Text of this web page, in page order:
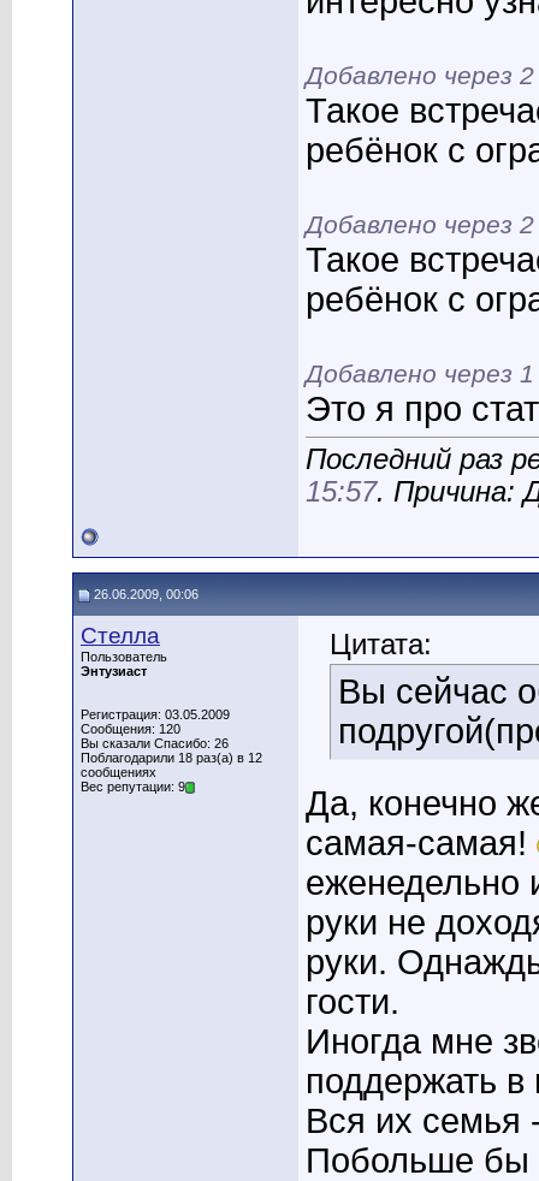
Добавлено через
Такое
ребёнок с
Добавлено через
Такое
ребёнок с
Добавлено через
Это я про
Последний раз
15:57. Причина:
26.06.2009, 00:06
Стелла
Пользователь
Энтузиаст
Регистрация: 03.05.2009
Сообщения: 120
Вы сказали Спасибо: 26
Поблагодарили 18 раз(а) в 12
сообщениях
Вес репутации: 9
Цитата:
Вы сейчас
Да, конечно
самая-самая!
еженедельно
руки не
руки.
гости.
Иногда мне
поддержать в
Вся их семья
Побольше бы